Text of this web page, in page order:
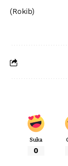
(Rokib)
Suka
0